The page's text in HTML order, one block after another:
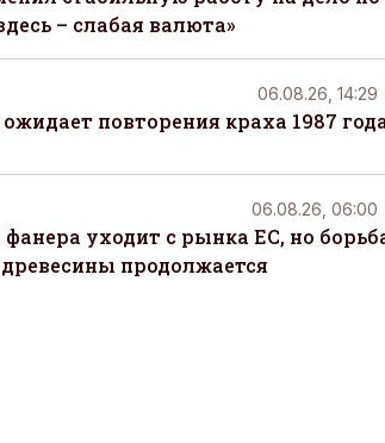
– слабая валюта»
06.08.26, 14:29
повторения краха 1987
06.08.26, 06:00
фанера уходит с рынка ЕС, но
продолжается